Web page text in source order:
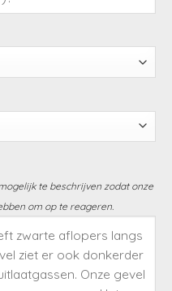
te beschrijven zodat onze
om op te reageren.